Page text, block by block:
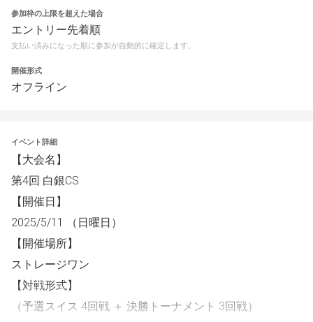
参加枠の上限を超えた場合
エントリー先着順
支払い済みになった順に参加が自動的に確定します。
開催形式
オフライン
イベント詳細
【大会名】
第4回 白銀CS
【開催日】
2025/5/11 （日曜日）
【開催場所】
ストレージワン
【対戦形式】
（予選スイス 4回戦 ＋ 決勝トーナメント 3回戦）